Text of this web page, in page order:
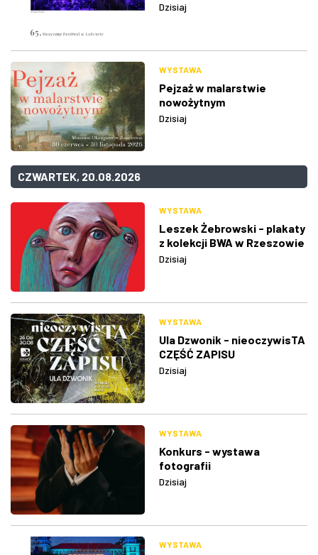
Dzisiaj
WYSTAWA
Pejzaż w malarstwie
nowożytnym
Dzisiaj
CZWARTEK, 20.08.2026
WYSTAWA
Leszek Żebrowski - plakaty
z kolekcji BWA w Rzeszowie
Dzisiaj
WYSTAWA
Ula Dzwonik - nieoczywisTA
CZĘŚĆ ZAPISU
Dzisiaj
WYSTAWA
Konkurs - wystawa
fotografii
Dzisiaj
WYSTAWA